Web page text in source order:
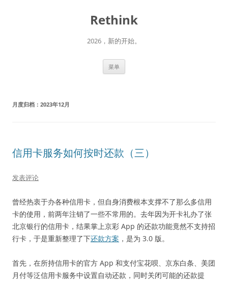
Rethink
2026，新的开始。
菜单
月度归档： 2023年12月
信用卡服务如何按时还款（三）
发表评论
曾经热衷于办各种信用卡，但自身消费根本支撑不了那么多信用
卡的使用，前两年注销了一些不常用的。去年因为开卡礼办了张
北京银行的信用卡，结果掌上京彩 App 的还款功能竟然不支持招
行卡，于是重新整理了下还款方案 ，是为 3.0 版。
首先，在所持信用卡的官方 App 和支付宝花呗、京东白条、美团
月付等泛信用卡服务中设置自动还款，同时关闭可能的还款提